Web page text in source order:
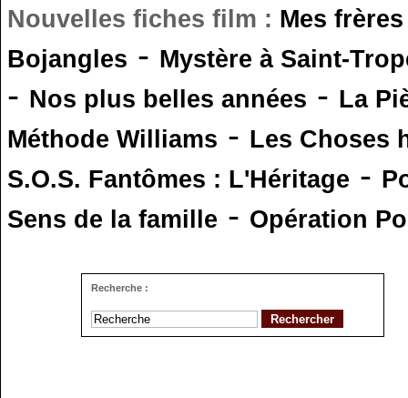
Nouvelles fiches film : Mes
Bojangles - Mystère à Saint-
- Nos plus belles années - La
Méthode Williams - Les Choses
S.O.S. Fantômes : L'Héritage -
Sens de la famille - Opération
Recherche :